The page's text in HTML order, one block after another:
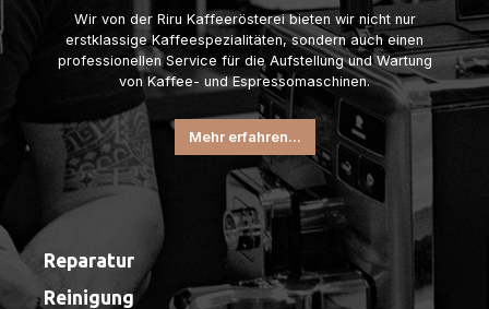
Wir von der Riru Kaffeerösterei bieten wir nicht nur
erstklassige Kaffeespezialitäten, sondern auch einen
professionellen Service für die Aufstellung und Wartung
von Kaffee- und Espressomaschinen.
Mehr erfahren...
Reparatur
Reinigung